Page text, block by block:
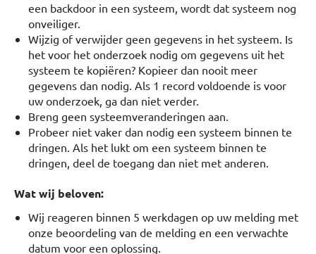
een backdoor in een systeem, wordt dat systeem nog
onveiliger.
Wijzig of verwijder geen gegevens in het systeem. Is
het voor het onderzoek nodig om gegevens uit het
systeem te kopiëren? Kopieer dan nooit meer
gegevens dan nodig. Als 1 record voldoende is voor
uw onderzoek, ga dan niet verder.
Breng geen systeemveranderingen aan.
Probeer niet vaker dan nodig een systeem binnen te
dringen. Als het lukt om een systeem binnen te
dringen, deel de toegang dan niet met anderen.
Wat wij beloven:
Wij reageren binnen 5 werkdagen op uw melding met
onze beoordeling van de melding en een verwachte
datum voor een oplossing.